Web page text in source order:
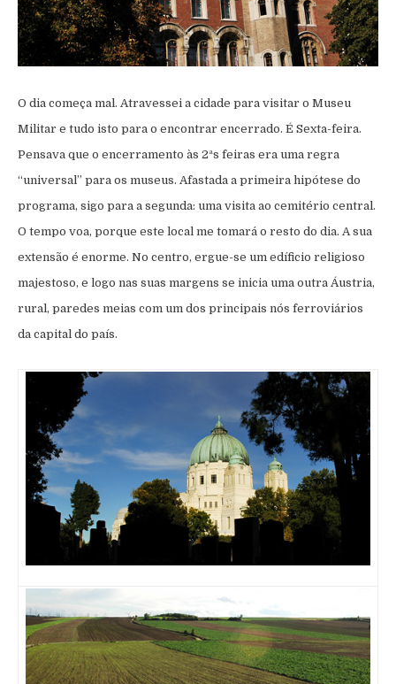
O dia começa mal. Atravessei a cidade para visitar o Museu
Militar e tudo isto para o encontrar encerrado. É Sexta-feira.
Pensava que o encerramento às 2ªs feiras era uma regra
“universal” para os museus. Afastada a primeira hipótese do
programa, sigo para a segunda: uma visita ao cemitério central.
O tempo voa, porque este local me tomará o resto do dia. A sua
extensão é enorme. No centro, ergue-se um edíficio religioso
majestoso, e logo nas suas margens se inicia uma outra Áustria,
rural, paredes meias com um dos principais nós ferroviários
da capital do país.